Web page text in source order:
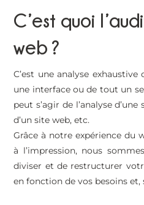
C’est quoi
web ?
C’est une analyse
une interface ou de tout un
peut s’agir de l’analyse
d’un site web, etc.
Grâce à notre expérience du
à l’impression, nous
diviser et de restructurer
en fonction de vos besoins